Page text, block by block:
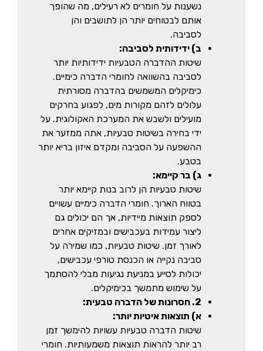
נשענות על חומרים לא רעילים, מה שהופך
אותם לבטוחים יותר הן לתושבים והן
לסביבה.
ב) ידידותית לסביבה:
שיטות ההדברה הטבעיות ידידותיות יותר
לסביבה בהשוואה לחומרי הדברה כימיים.
כימיקלים המשמשים בהדברה מסורתית
עלולים לזהם מקורות מים, לפגוע בחרקים
מועילים ולשבש את המערכת האקולוגית. על
ידי בחירה בשיטות טבעיות, אתה ממזער את
ההשפעה על הסביבה ומקדם איזון בריא יותר
בטבע.
ג) בר קיימא:
שיטות טבעיות הן לרוב בנות קיימא יותר
בטווח הארוך. חומרי הדברה כימיים עשויים
לספק תוצאות מיידיות, אך הם יכולים גם
ליצור עמידות בעכבישים ובמזיקים אחרים
לאורך זמן. שיטות טבעיות, כמו שמירה על
סביבה נקייה או הכנסת טורפי עכבישים,
יכולות לסייע במניעת נגיעות מבלי להסתמך
על שימוש מתמשך בכימיקלים.
2. חסרונות של הדברה טבעית:
א) תוצאות איטיות יותר:
שיטות הדברה טבעיות עשויות להימשך זמן
רב יותר להראות תוצאות משמעותיות. חומרי